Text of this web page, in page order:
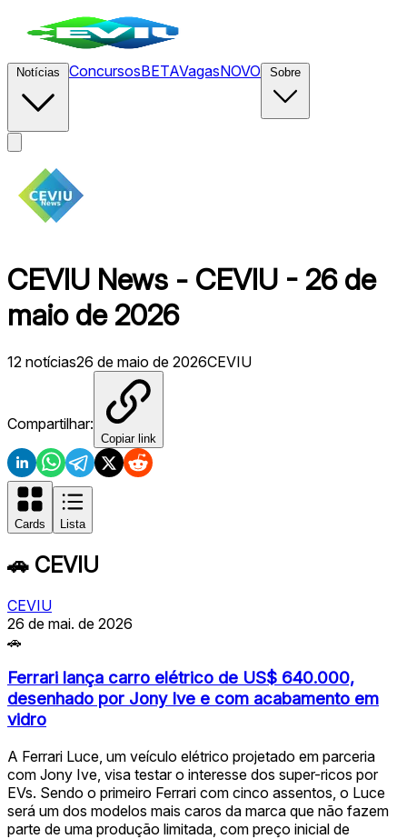
ConcursosBETAVagasNOVO
CEVIU News - CEVIU - 26 de
maio de 2026
12 notícias26 de maio de 2026CEVIU
Compartilhar:
Copiar link
Cards Lista
🚗 CEVIU
CEVIU
26 de mai. de 2026
🚗
Ferrari lança carro elétrico de US$ 640.000,
desenhado por Jony Ive e com acabamento em
vidro
A Ferrari Luce, um veículo elétrico projetado em parceria
com Jony Ive, visa testar o interesse dos super-ricos por
EVs. Sendo o primeiro Ferrari com cinco assentos, o Luce
será um dos modelos mais caros da marca que não fazem
parte de uma produção limitada, com preço inicial de